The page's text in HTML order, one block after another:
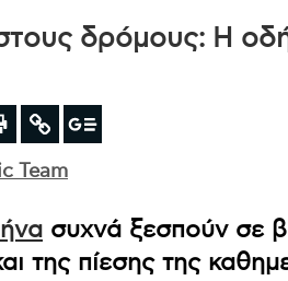
δρόμους: Η
Team
συχνά ξεσπούν σε
της πίεσης της